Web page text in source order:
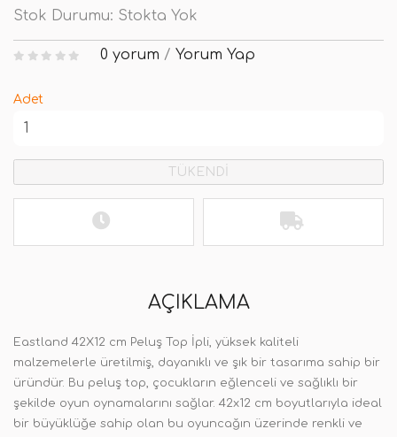
Stok Durumu: Stokta Yok
0 yorum / Yorum Yap
Adet
TÜKENDİ
AÇIKLAMA
Eastland 42X12 cm Peluş Top İpli, yüksek kaliteli
malzemelerle üretilmiş, dayanıklı ve şık bir tasarıma sahip bir
üründür. Bu peluş top, çocukların eğlenceli ve sağlıklı bir
şekilde oyun oynamalarını sağlar. 42x12 cm boyutlarıyla ideal
bir büyüklüğe sahip olan bu oyuncağın üzerinde renkli ve